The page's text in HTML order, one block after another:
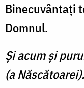
Binecuvântaţi
Domnul.
Şi acum şi
(a Născătoarei).